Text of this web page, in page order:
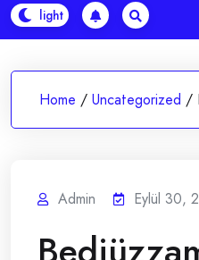
Home / Uncategorized /
Admin Eylül 30,